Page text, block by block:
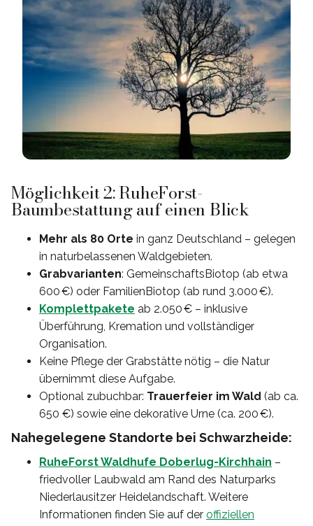
Möglichkeit 2: RuheForst-
Baumbestattung auf einen Blick
Mehr als 80 Orte in ganz Deutschland – gelegen
in naturbelassenen Waldgebieten.
Grabvarianten: GemeinschaftsBiotop (ab etwa
600 €) oder FamilienBiotop (ab rund 3.000 €).
Komplettpakete ab 2.050 € – inklusive
Überführung, Kremation und vollständiger
Organisation.
Keine Pflege der Grabstätte nötig – die Natur
übernimmt diese Aufgabe.
Optional zubuchbar: Trauerfeier im Wald (ab ca.
650 €) sowie eine dekorative Urne (ca. 200 €).
Nahegelegene Standorte bei Schwarzheide:
RuheForst Waldhufe Doberlug-Kirchhain –
friedvoller Laubwald am Rand des Naturparks
Niederlausitzer Heidelandschaft. Weitere
Informationen finden Sie auf der offiziellen